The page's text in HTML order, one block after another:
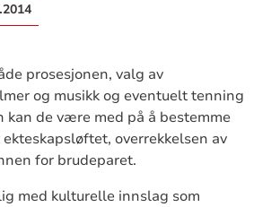
prosesjonen, valg av
og musikk og eventuelt tenning
kan de være med på å bestemme
overrekkelsen av
for brudeparet.
med kulturelle innslag som